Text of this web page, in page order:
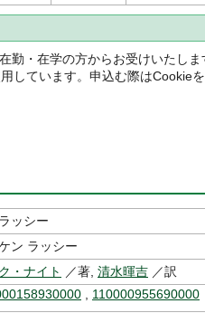
勤・在学の方からお受けいたしま
しています。申込む際はCookie
ッシー
ン ラッシー
・ナイト ／著, 清水暉吉 ／訳
110000955690000